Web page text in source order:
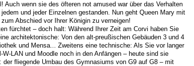
Auch wenn sie des öfteren not amused war über das Verhalten
und jeder Einzelnen gestanden. Nun geht Queen Mary mit
Abschied vor Ihrer Königin zu verneigen!
fürchtet – doch halt: Während Ihrer Zeit am Corvi haben Sie
architektonische: Von den alt-preußischen Gebäuden 3 und 4
und Mensa... Zweitens eine technische: Als Sie vor langer
LAN und Moodle noch in den Anfängen – heute sind sie
fliegende Umbau des Gymnasiums von G9 auf G8 – mit